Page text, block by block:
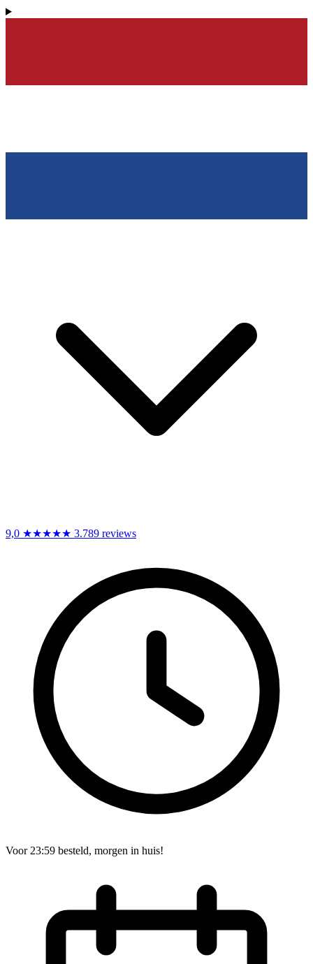
9,0 ★★★★★ 3.789 reviews
Voor 23:59 besteld, morgen in huis!